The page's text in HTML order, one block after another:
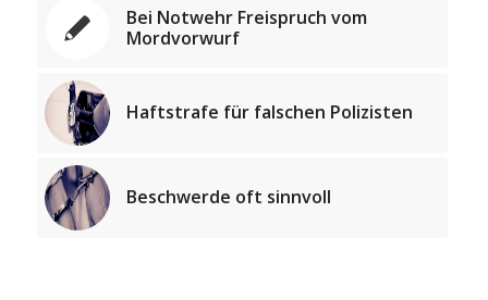
Bei Notwehr Freispruch vom
Mordvorwurf
Haftstrafe für falschen Polizisten
Beschwerde oft sinnvoll